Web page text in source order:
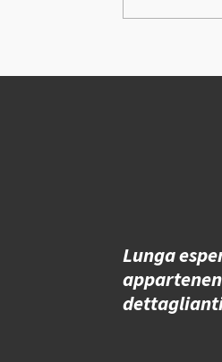
Lunga